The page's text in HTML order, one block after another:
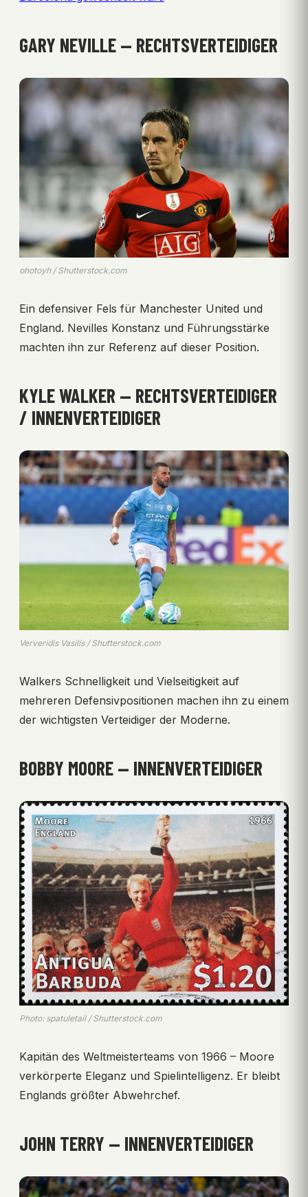
GARY NEVILLE — RECHTSVERTEIDIGER
photoyh / Shutterstock.com
Ein defensiver Fels für Manchester United und
England. Nevilles Konstanz und Führungsstärke
machten ihn zur Referenz auf dieser Position.
KYLE WALKER — RECHTSVERTEIDIGER
/ INNENVERTEIDIGER
Ververidis Vasilis / Shutterstock.com
Walkers Schnelligkeit und Vielseitigkeit auf
mehreren Defensivpositionen machen ihn zu einem
der wichtigsten Verteidiger der Moderne.
BOBBY MOORE — INNENVERTEIDIGER
Photo: spatuletail / Shutterstock.com
Kapitän des Weltmeisterteams von 1966 – Moore
verkörperte Eleganz und Spielintelligenz. Er bleibt
Englands größter Abwehrchef.
JOHN TERRY — INNENVERTEIDIGER